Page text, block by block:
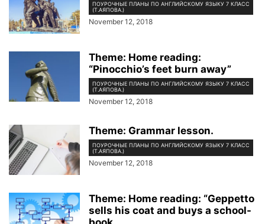
ПОУРОЧНЫЕ ПЛАНЫ ПО АНГЛИЙСКОМУ ЯЗЫКУ 7 КЛАСС
(Т.АЯПОВА.)
November 12, 2018
Theme: Home reading:
“Pinocchio’s feet burn away”
ПОУРОЧНЫЕ ПЛАНЫ ПО АНГЛИЙСКОМУ ЯЗЫКУ 7 КЛАСС
(Т.АЯПОВА.)
November 12, 2018
Theme: Grammar lesson.
ПОУРОЧНЫЕ ПЛАНЫ ПО АНГЛИЙСКОМУ ЯЗЫКУ 7 КЛАСС
(Т.АЯПОВА.)
November 12, 2018
Theme: Home reading: “Geppetto
sells his coat and buys a school-